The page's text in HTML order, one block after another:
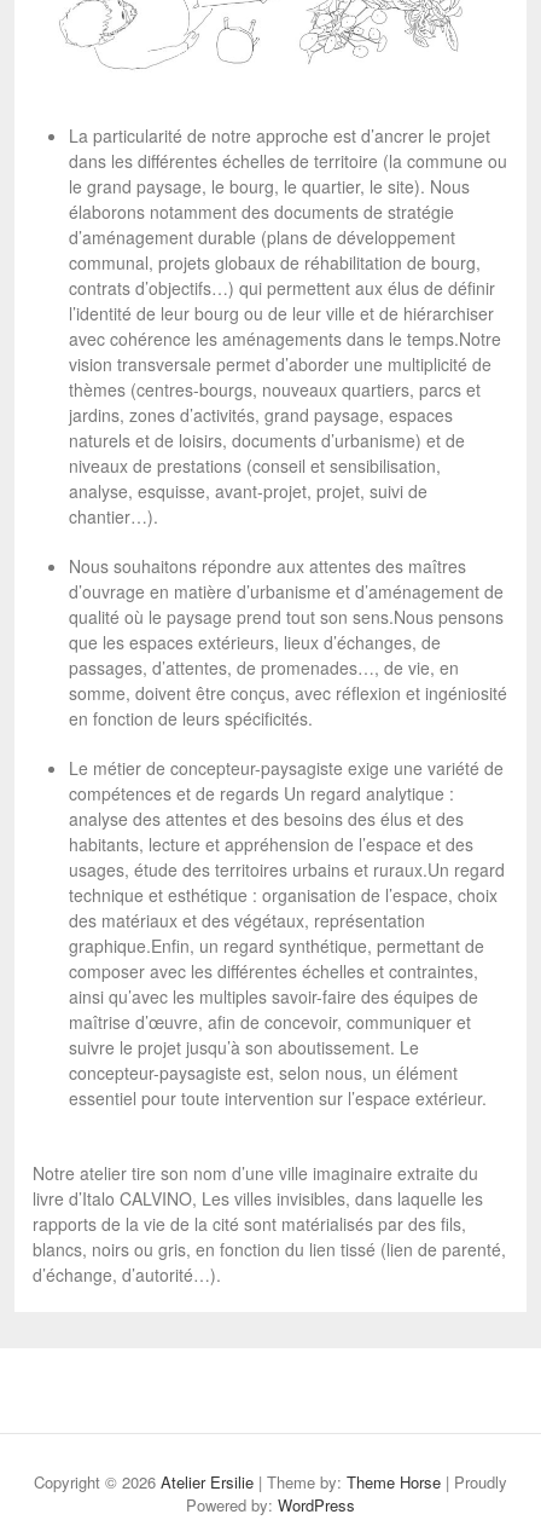
La particularité de notre approche est d’ancrer le projet
dans les différentes échelles de territoire (la commune ou
le grand paysage, le bourg, le quartier, le site). Nous
élaborons notamment des documents de stratégie
d’aménagement durable (plans de développement
communal, projets globaux de réhabilitation de bourg,
contrats d’objectifs…) qui permettent aux élus de définir
l’identité de leur bourg ou de leur ville et de hiérarchiser
avec cohérence les aménagements dans le temps.Notre
vision transversale permet d’aborder une multiplicité de
thèmes (centres-bourgs, nouveaux quartiers, parcs et
jardins, zones d’activités, grand paysage, espaces
naturels et de loisirs, documents d’urbanisme) et de
niveaux de prestations (conseil et sensibilisation,
analyse, esquisse, avant-projet, projet, suivi de
chantier…).
Nous souhaitons répondre aux attentes des maîtres
d’ouvrage en matière d’urbanisme et d’aménagement de
qualité où le paysage prend tout son sens.Nous pensons
que les espaces extérieurs, lieux d’échanges, de
passages, d’attentes, de promenades…, de vie, en
somme, doivent être conçus, avec réflexion et ingéniosité
en fonction de leurs spécificités.
Le métier de concepteur-paysagiste exige une variété de
compétences et de regards Un regard analytique :
analyse des attentes et des besoins des élus et des
habitants, lecture et appréhension de l’espace et des
usages, étude des territoires urbains et ruraux.Un regard
technique et esthétique : organisation de l’espace, choix
des matériaux et des végétaux, représentation
graphique.Enfin, un regard synthétique, permettant de
composer avec les différentes échelles et contraintes,
ainsi qu’avec les multiples savoir-faire des équipes de
maîtrise d’œuvre, afin de concevoir, communiquer et
suivre le projet jusqu’à son aboutissement. Le
concepteur-paysagiste est, selon nous, un élément
essentiel pour toute intervention sur l’espace extérieur.
Notre atelier tire son nom d’une ville imaginaire extraite du
livre d’Italo CALVINO, Les villes invisibles, dans laquelle les
rapports de la vie de la cité sont matérialisés par des fils,
blancs, noirs ou gris, en fonction du lien tissé (lien de parenté,
d’échange, d’autorité…).
Copyright © 2026 Atelier Ersilie | Theme by: Theme Horse | Proudly
Powered by: WordPress